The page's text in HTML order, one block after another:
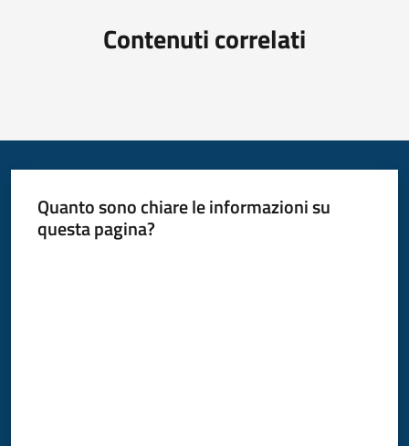
Contenuti correlati
Quanto sono chiare le informazioni su
questa pagina?